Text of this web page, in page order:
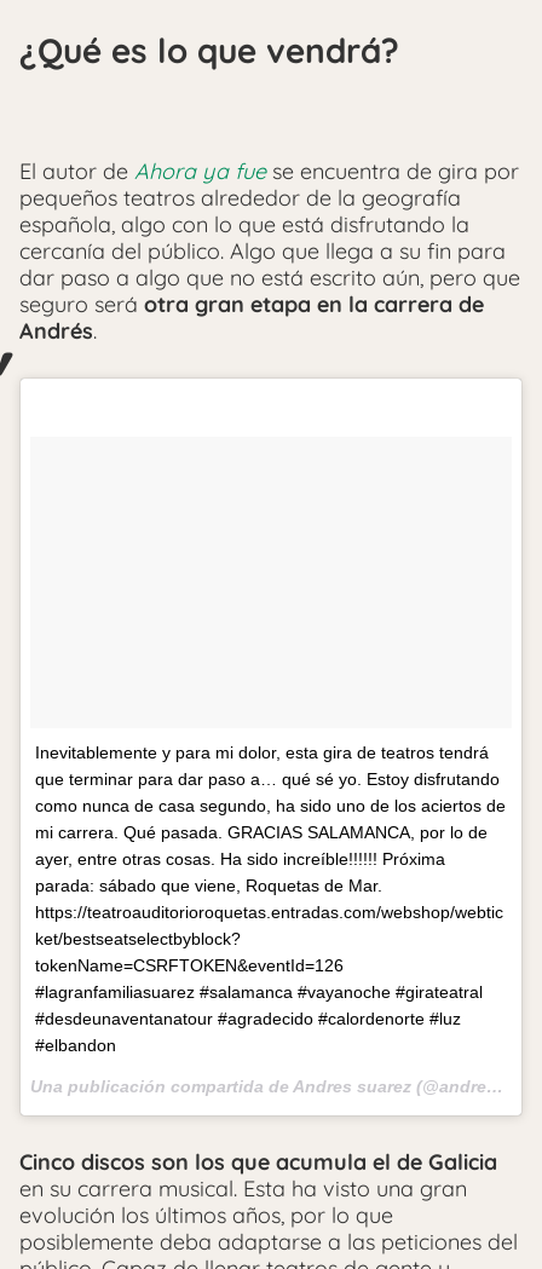
¿Qué es lo que vendrá?
El autor de Ahora ya fuese encuentra de gira por
pequeños teatros alrededor de la geografía
española, algo con lo que está disfrutando la
cercanía del público. Algo que llega a su fin para
dar paso a algo que no está escrito aún, pero que
seguro será otra gran etapa en la carrera de
Andrés.
Inevitablemente y para mi dolor, esta gira de teatros tendrá
que terminar para dar paso a… qué sé yo. Estoy disfrutando
como nunca de casa segundo, ha sido uno de los aciertos de
mi carrera. Qué pasada. GRACIAS SALAMANCA, por lo de
ayer, entre otras cosas. Ha sido increíble!!!!!! Próxima
parada: sábado que viene, Roquetas de Mar.
https://teatroauditorioroquetas.entradas.com/webshop/webtic
ket/bestseatselectbyblock?
tokenName=CSRFTOKEN&eventId=126
#lagranfamiliasuarez #salamanca #vayanoche #girateatral
#desdeunaventanatour #agradecido #calordenorte #luz
#elbandon
Una publicación compartida de Andres suarez (@andressuarezoficial) el
Cinco discos son los que acumula el de Galicia
en su carrera musical. Esta ha visto una gran
evolución los últimos años, por lo que
posiblemente deba adaptarse a las peticiones del